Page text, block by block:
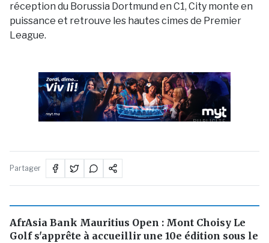
réception du Borussia Dortmund en C1, City monte en
puissance et retrouve les hautes cimes de Premier
League.
PUBLICITÉ
Partager
AfrAsia Bank Mauritius Open : Mont Choisy Le
Golf s'apprête à accueillir une 10e édition sous le